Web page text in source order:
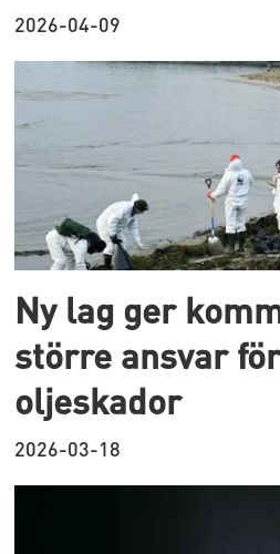
2026-04-09
Ny lag ger
större ansvar
oljeskador
2026-03-18